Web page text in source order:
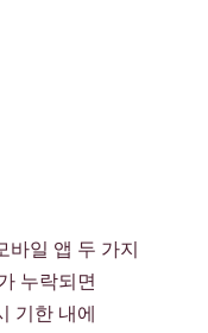
일 앱 두 가지
누락되면
기한 내에